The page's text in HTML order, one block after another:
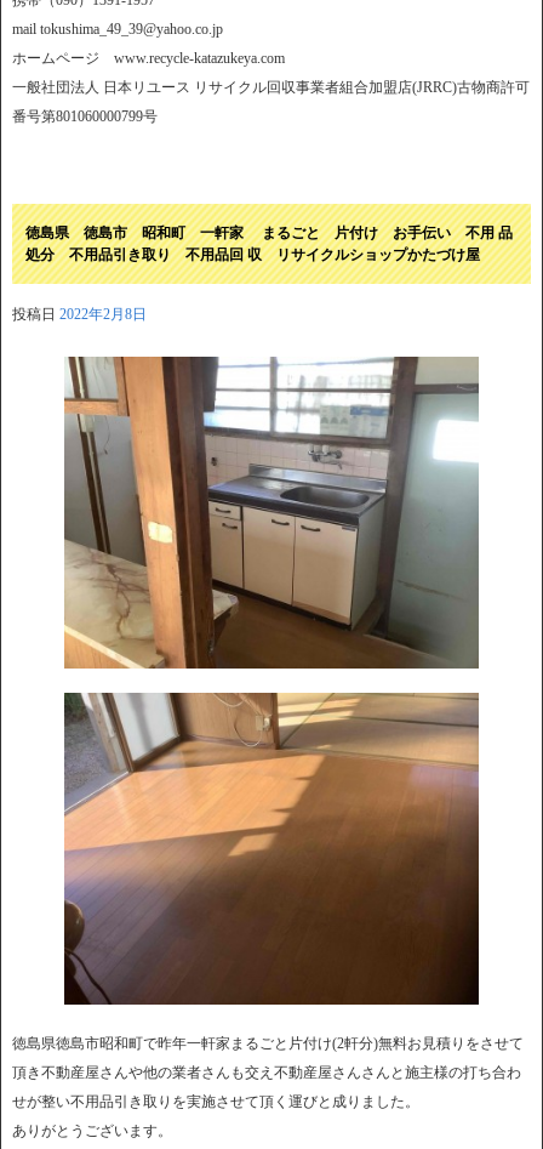
mail tokushima_49_39@yahoo.co.jp
ホームページ www.recycle-katazukeya.com
一般社団法人 日本リユース リサイクル回収事業者組合加盟店(JRRC)古物商許可
番号第801060000799号
徳島県 徳島市 昭和町 一軒家 まるごと 片付け お手伝い 不用 品
処分 不用品引き取り 不用品回 収 リサイクルショップかたづけ屋
投稿日 2022年2月8日
徳島県徳島市昭和町で昨年一軒家まるごと片付け(2軒分)無料お見積りをさせて
頂き不動産屋さんや他の業者さんも交え不動産屋さんさんと施主様の打ち合わ
せが整い不用品引き取りを実施させて頂く運びと成りました。
ありがとうございます。